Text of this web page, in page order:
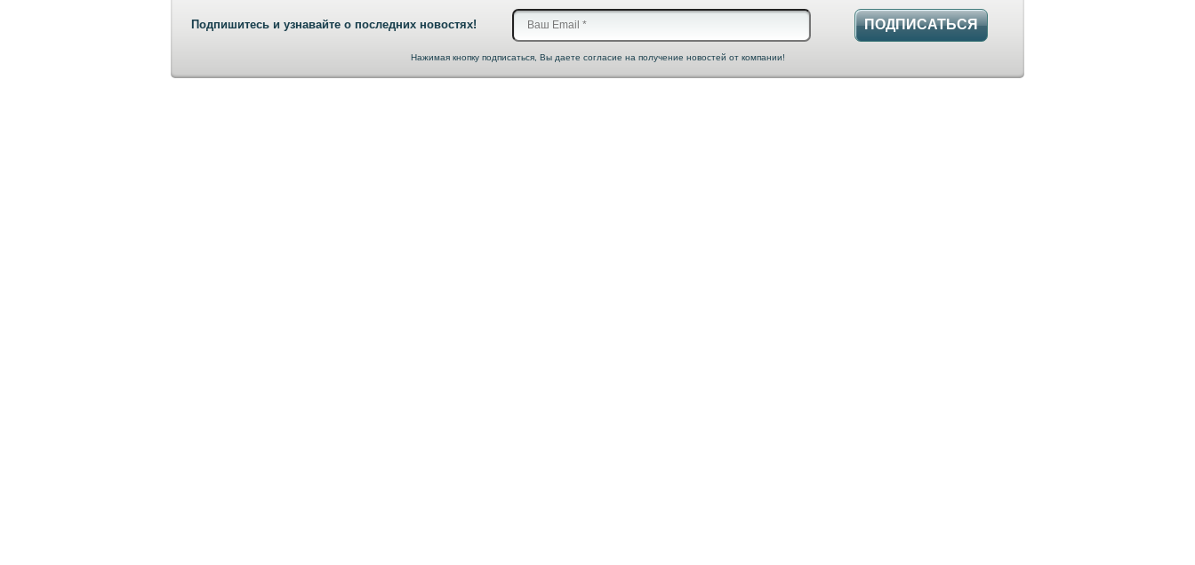
Подпишитесь и узнавайте о последних новостях! ПОДПИСАТЬСЯ
Нажимая кнопку подписаться, Вы даете согласие на получение новостей от компании!